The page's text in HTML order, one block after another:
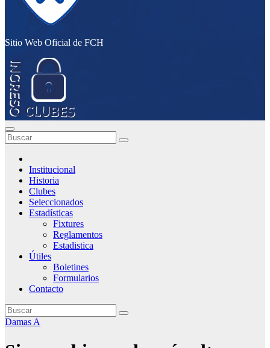
Sitio Web Oficial de FCH
Institucional
Historia
Clubes
Seleccionados
Estadísticas
Fixtures
Reglamentos
Estadistica
Útiles
Boletines
Formularios
Contacto
Damas A